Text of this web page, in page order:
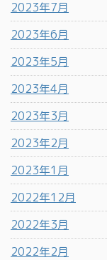
2023年7月
2023年6月
2023年5月
2023年4月
2023年3月
2023年2月
2023年1月
2022年12月
2022年3月
2022年2月